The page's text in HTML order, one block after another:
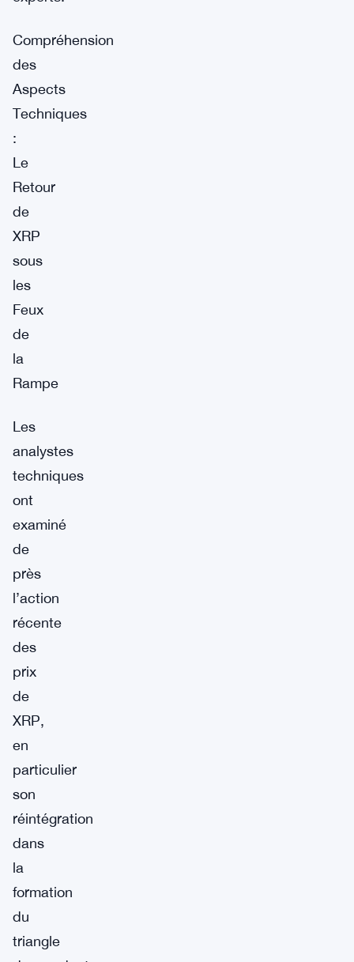
Compréhension
des
Aspects
Techniques
:
Le
Retour
de
XRP
sous
les
Feux
de
la
Rampe
Les
analystes
techniques
ont
examiné
de
près
l’action
récente
des
prix
de
XRP,
en
particulier
son
réintégration
dans
la
formation
du
triangle